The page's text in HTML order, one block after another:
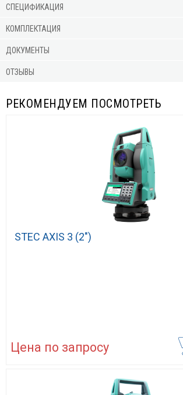
СПЕЦИФИКАЦИЯ
КОМПЛЕКТАЦИЯ
ДОКУМЕНТЫ
ОТЗЫВЫ
РЕКОМЕНДУЕМ ПОСМОТРЕТЬ
STEC AXIS 3 (2″)
Цена по запросу